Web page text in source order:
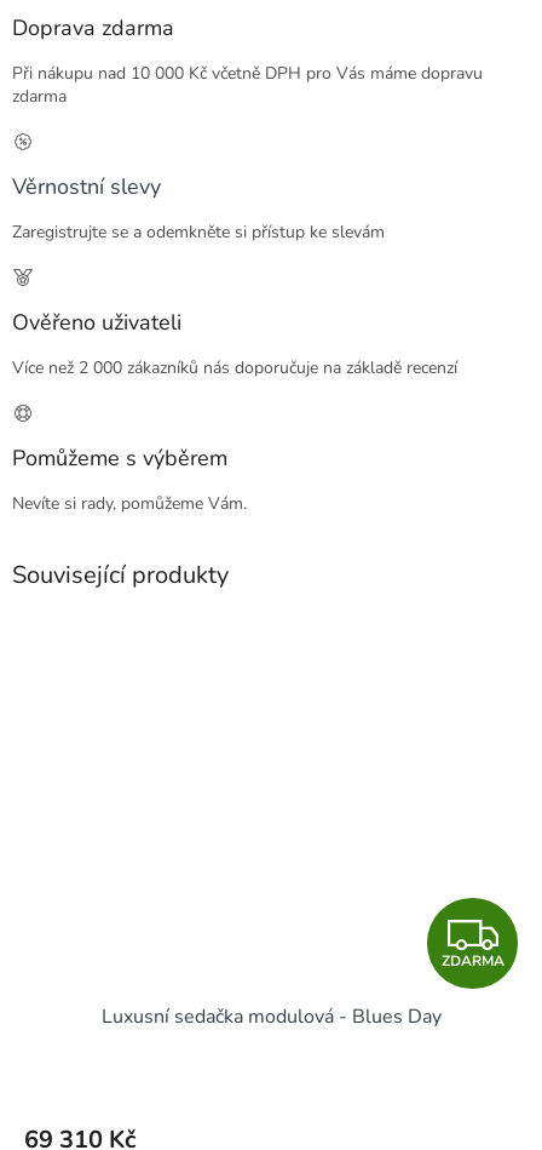
Doprava zdarma
Při nákupu nad 10 000 Kč včetně DPH pro Vás máme dopravu
zdarma
Věrnostní slevy
Zaregistrujte se a odemkněte si přístup ke slevám
Ověřeno uživateli
Více než 2 000 zákazníků nás doporučuje na základě recenzí
Pomůžeme s výběrem
Nevíte si rady, pomůžeme Vám.
Související produkty
Z
D
ZDARMA
Luxusní sedačka modulová - Blues Day
69 310 Kč